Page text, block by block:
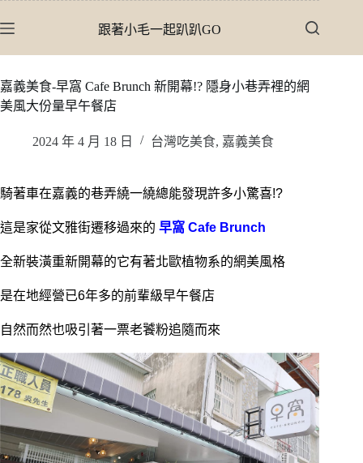
至
內
容
跟著小毛一起趴趴GO
嘉義美食-早窩 Cafe Brunch 新開幕!? 隱身小巷弄裡的網
美風大份量早午餐店
2024 年 4 月 18 日 台灣吃美食, 嘉義美食
騎著車在嘉義的巷弄繞一繞總能發現許多小驚喜!?
這是家從文雅街遷移過來的 早窩 Cafe Brunch
全新裝潢重新開幕的它有著北歐植物系的網美風格
是在地經營已6年多的前輩級早午餐店
自然而然也吸引著一票老饕粉追隨而來